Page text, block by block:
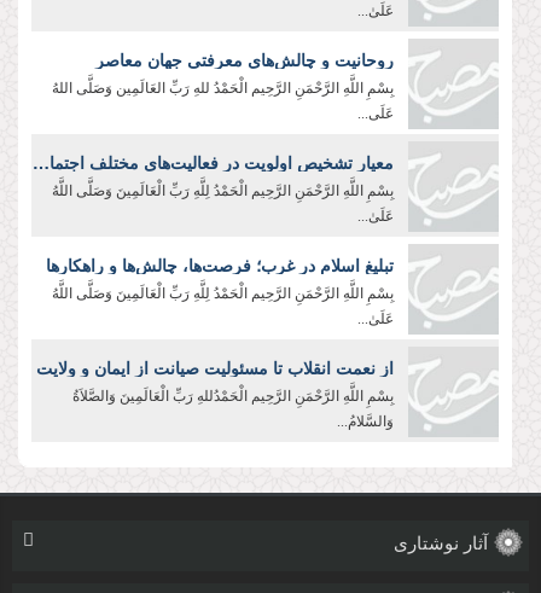
عَلَىٰ...
روحانیت و چالش‌های معرفتی جهان معاصر
بِسْمِ اللَّهِ الرَّحْمَنِ الرَّحِيم الْحَمْدُ للهِ رَبِّ العَالَمِین وَصَلَّی اللهُ
عَلَی...
معیار تشخیص اولویت در فعالیت‌های مختلف اجتماعی
بِسْمِ اللَّهِ الرَّحْمَنِ الرَّحِیم الْحَمْدُ لِلَّهِ رَبِّ الْعَالَمِينَ وَصَلَّى اللَّهُ
عَلَىٰ...
تبلیغ اسلام در غرب؛ فرصت‌ها، چالش‌ها و راهکارها
بِسْمِ اللَّهِ الرَّحْمَنِ الرَّحِیم الْحَمْدُ لِلَّهِ رَبِّ الْعَالَمِينَ وَصَلَّى اللَّهُ
عَلَىٰ...
از نعمت انقلاب تا مسئولیت صیانت از ایمان و ولایت
بِسْمِ اللَّهِ الرَّحْمَنِ الرَّحِیم الْحَمْدُللهِ رَبِّ الْعَالَمِینَ وَالصَّلاَةُ
وَالسَّلامُ...
آثار نوشتاری